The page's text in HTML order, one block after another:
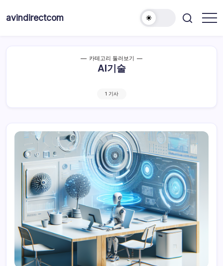
문avindirectcom
카테고리 둘러보기
AI기술
1 기사